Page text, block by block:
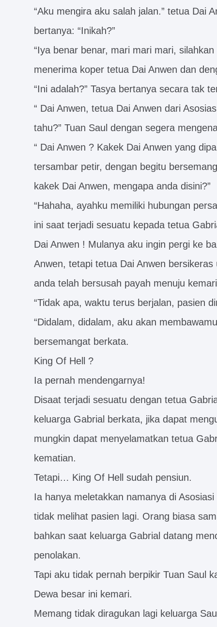
“Aku mengira aku salah jalan.” tetua Dai
bertanya: “Inikah?”
“Iya benar benar, mari mari mari,
menerima koper tetua Dai Anwen dan
“Ini adalah?” Tasya bertanya secara tak
“ Dai Anwen, tetua Dai Anwen dari
tahu?” Tuan Saul dengan segera
“ Dai Anwen ? Kakek Dai Anwen yang
tersambar petir, dengan begitu
kakek Dai Anwen, mengapa anda disini?”
“Hahaha, ayahku memiliki hubungan
ini saat terjadi sesuatu kepada tetua
Dai Anwen ! Mulanya aku ingin pergi ke
Anwen, tetapi tetua Dai Anwen
anda telah bersusah payah menuju
“Tidak apa, waktu terus berjalan, pasien
“Didalam, didalam, aku akan
bersemangat berkata.
King Of Hell ?
Ia pernah mendengarnya!
Disaat terjadi sesuatu dengan tetua
keluarga Gabrial berkata, jika dapat
mungkin dapat menyelamatkan tetua
kematian.
Tetapi… King Of Hell sudah pensiun.
Ia hanya meletakkan namanya di
tidak melihat pasien lagi. Orang biasa
bahkan saat keluarga Gabrial datang
penolakan.
Tapi aku tidak pernah berpikir Tuan Saul
Dewa besar ini kemari.
Memang tidak diragukan lagi keluarga